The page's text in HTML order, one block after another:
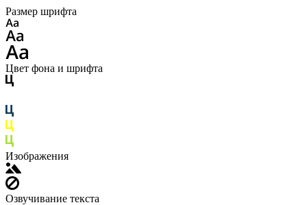
Размер шрифта
Цвет фона и шрифта
Изображения
Озвучивание текста